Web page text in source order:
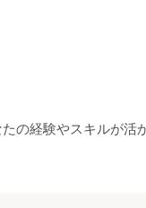
の経験やスキルが